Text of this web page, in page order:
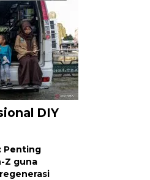
DIY
Penting
Z guna